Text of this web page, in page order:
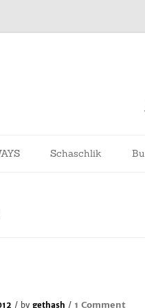
Schaschlik
/ by gethash / 1 Commenton